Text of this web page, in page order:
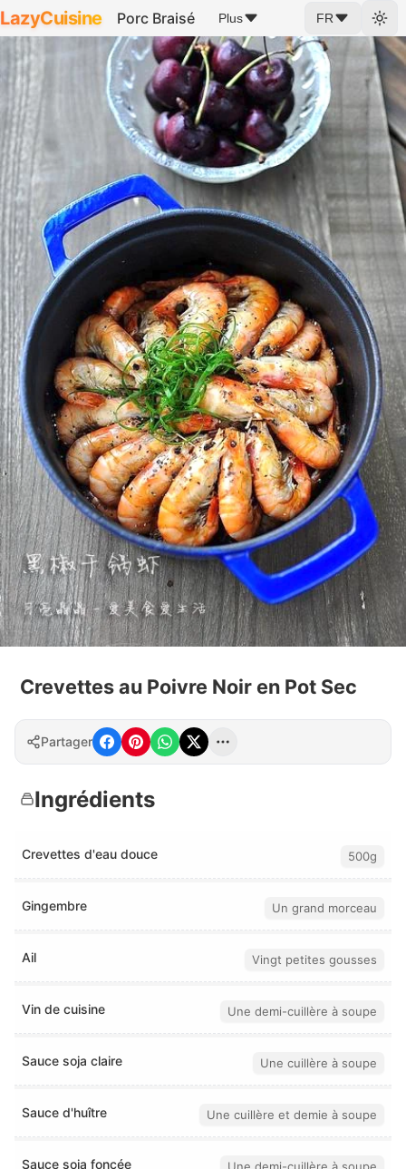
LazyCuisine Porc Braisé Plus FR
Crevettes au Poivre Noir en Pot Sec
Partager
Ingrédients
Crevettes d'eau douce 500g
Gingembre Un grand morceau
Ail Vingt petites gousses
Vin de cuisine Une demi-cuillère à soupe
Sauce soja claire Une cuillère à soupe
Sauce d'huître Une cuillère et demie à soupe
Sauce soja foncée Une demi-cuillère à soupe